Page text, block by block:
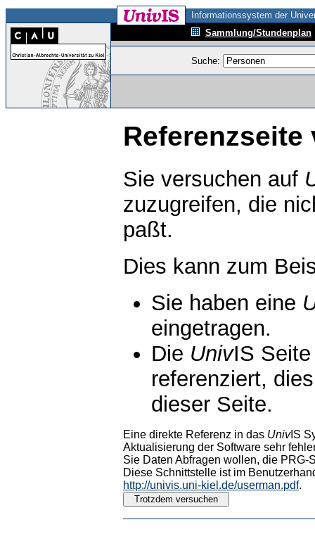
Informationssystem der
Sammlung/Stundenplan
Suche:
Referenzseite
Sie versuchen auf
zuzugreifen, die
paßt.
Dies kann zum
Sie haben eine
eingetragen.
Die UnivIS
referenziert,
dieser Seite.
Eine direkte Referenz in das UnivIS
Aktualisierung der Software sehr
Sie Daten Abfragen wollen, die PRG-
Diese Schnittstelle ist im
http://univis.uni-kiel.de/userman.pdf.